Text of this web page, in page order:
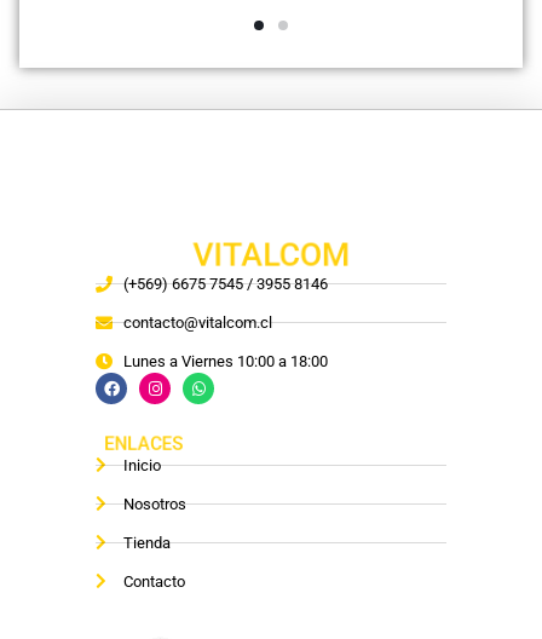
VITALCOM
(+569) 6675 7545 / 3955 8146
contacto@vitalcom.cl
Lunes a Viernes 10:00 a 18:00
ENLACES
Inicio
Nosotros
Tienda
Contacto